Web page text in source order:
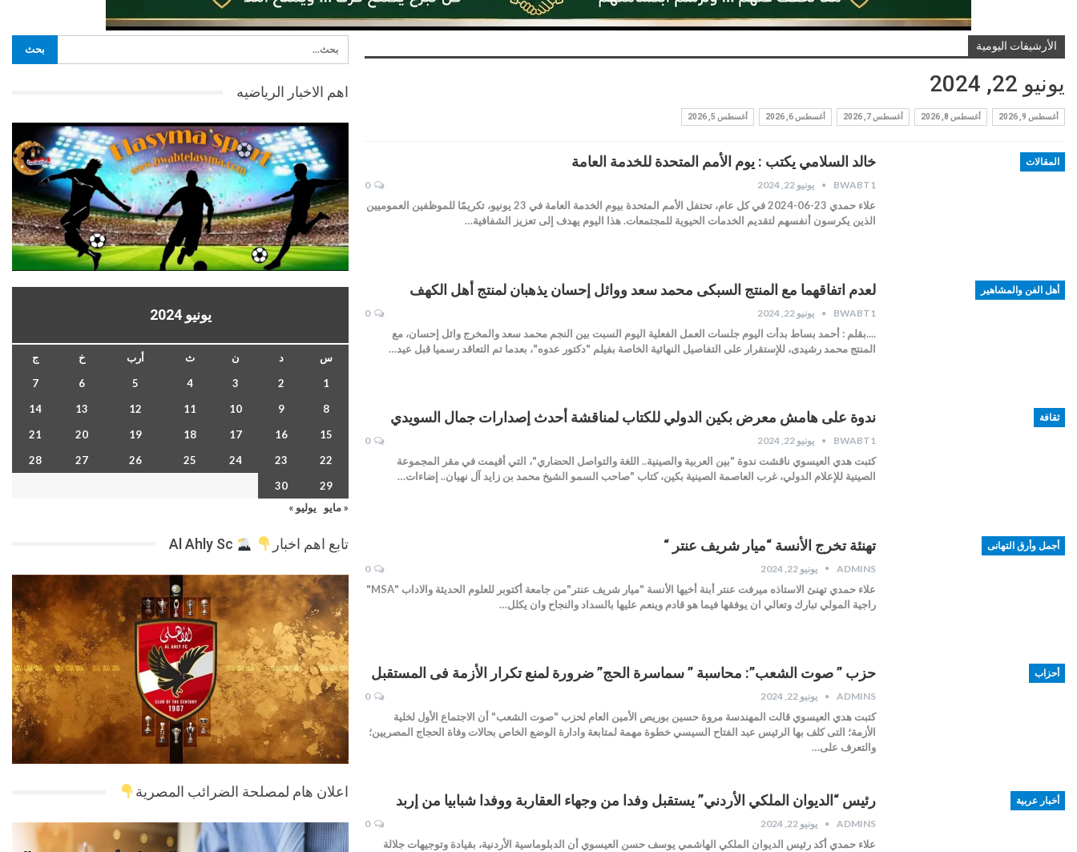
الأرشيفات اليومية
يونيو 22, 2024
أغسطس 9, 2026 أغسطس 8, 2026 أغسطس 7, 2026 أغسطس 6, 2026 أغسطس 5, 2026
المقالات خالد السلامي يكتب : يوم الأمم المتحدة للخدمة العامة
BWABT1 يونيو 22, 2024 0
علاء حمدي 23-06-2024 في كل عام، تحتفل الأمم المتحدة بيوم الخدمة العامة في 23 يونيو، تكريمًا للموظفين العموميين
الذين يكرسون أنفسهم لتقديم الخدمات الحيوية للمجتمعات. هذا اليوم يهدف إلى تعزيز الشفافية…
أهل الفن والمشاهير لعدم اتفاقهما مع المنتج السبكى محمد سعد ووائل إحسان يذهبان لمنتج أهل الكهف
BWABT1 يونيو 22, 2024 0
....بقلم : أحمد بساط بدأت اليوم جلسات العمل الفعلية اليوم السبت بين النجم محمد سعد والمخرج وائل إحسان، مع
المنتج محمد رشيدى، للإستقرار على التفاصيل النهائية الخاصة بفيلم "دكتور عدوه"، بعدما تم التعاقد رسميا قبل عيد…
ثقافة ندوة على هامش معرض بكين الدولي للكتاب لمناقشة أحدث إصدارات جمال السويدي
BWABT1 يونيو 22, 2024 0
كتبت هدي العيسوي ناقشت ندوة "بين العربية والصينية.. اللغة والتواصل الحضاري"، التي أقيمت في مقر المجموعة
الصينية للإعلام الدولي، غرب العاصمة الصينية بكين، كتاب "صاحب السمو الشيخ محمد بن زايد آل نهيان.. إضاءات…
أجمل وأرق التهانى تهنئة تخرج الأنسة “ميار شريف عنتر “
ADMINS يونيو 22, 2024 0
علاء حمدي تهنئ الاستاذه ميرفت عنتر أبنة أخيها الأنسة "ميار شريف عنتر"من جامعة أكتوبر للعلوم الحديثة والاداب "MSA"
راجية المولي تبارك وتعالي ان يوفقها فيما هو قادم وينعم عليها بالسداد والنجاح وان يكلل…
أحزاب حزب ” صوت الشعب”: محاسبة ” سماسرة الحج” ضرورة لمنع تكرار الأزمة فى المستقبل
ADMINS يونيو 22, 2024 0
كتبت هدي العيسوي قالت المهندسة مروة حسين بوريص الأمين العام لحزب "صوت الشعب" أن الاجتماع الأول لخلية
الأزمة؛ التى كلف بها الرئيس عبد الفتاح السيسي خطوة مهمة لمتابعة وادارة الوضع الخاص بحالات وفاة الحجاج المصريين؛
والتعرف على…
أخبار عربية رئيس “الديوان الملكي الأردني” يستقبل وفدا من وجهاء العقاربة ووفدا شبابيا من إربد
ADMINS يونيو 22, 2024 0
علاء حمدي أكد رئيس الديوان الملكي الهاشمي يوسف حسن العيسوي أن الدبلوماسية الأردنية، بقيادة وتوجيهات جلالة
اهم الاخبار الرياضيه
يونيو 2024
س د ن ث أرب خ
ج
1
2
3
4
5
6
7
8
9
10
11
12
13
14
15
16
17
18
19
20
21
22
23
24
25
26
27
28
29
30
« مايو
يوليو »
تابع اهم اخبار
اعلان هام لمصلحة الضرائب المصرية